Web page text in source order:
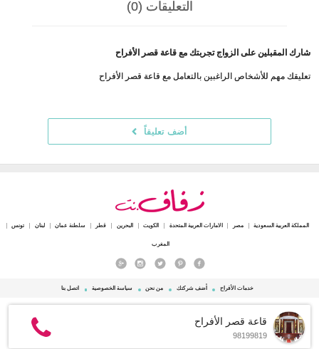
التعليقات (0)
شارك المقبلين على الزواج تجربتك مع قاعة قصر الأفراح
تعليقك مهم للأشخاص الراغبين بالتعامل مع قاعة قصر الأفراح
أضف تعليقاً
قاعة قصر الأفراح
98199819
المملكة العربية السعودية مصر الامارات العربية المتحدة الكويت البحرين قطر سلطنة عمان لبنان تونس
المغرب
خدمات الأفراح أضف شركتك من نحن سياسة الخصوصية اتصل بنا